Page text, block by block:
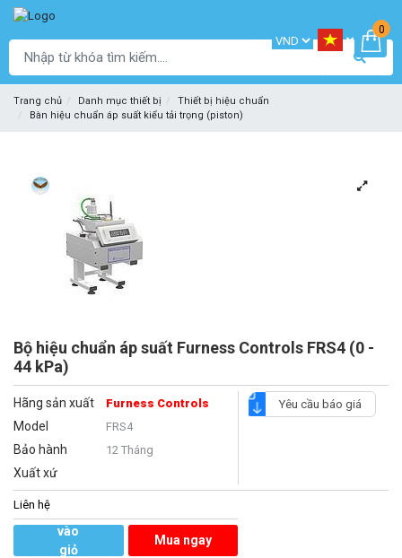
0
Trang chủ Danh mục thiết bị
Thiết bị hiệu chuẩn
Bàn hiệu chuẩn áp suất kiểu tải trọng (piston)
Bộ hiệu chuẩn áp suất Furness Controls FRS4 (0 -
44 kPa)
Hãng sản xuất Furness Controls
Model FRS4
Bảo hành 12 Tháng
Xuất xứ
Yêu cầu báo giá
Liên hệ
vào
giỏ
Mua ngay